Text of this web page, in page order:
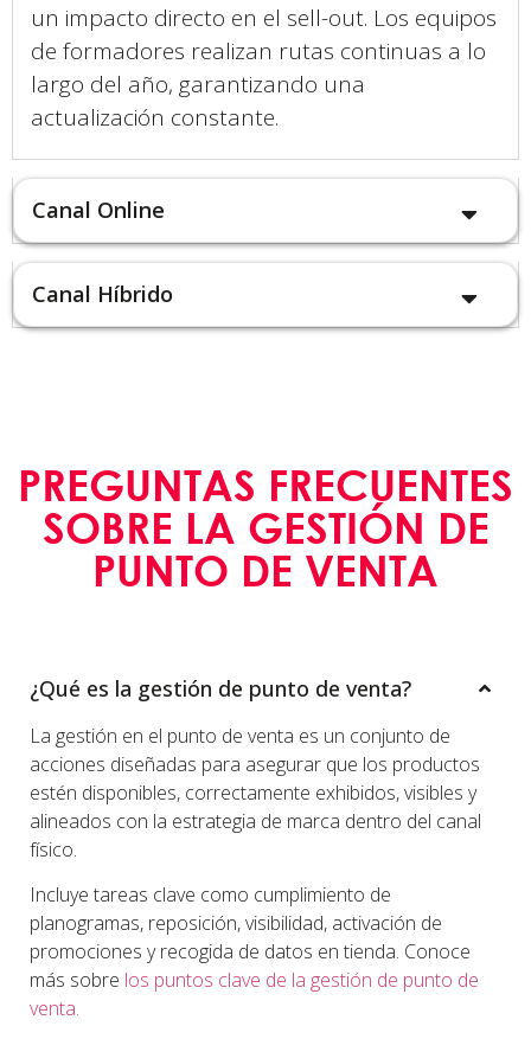
un impacto directo en el sell-out. Los equipos
de formadores realizan rutas continuas a lo
largo del año, garantizando una
actualización constante.
Canal Online
Canal Híbrido
PREGUNTAS FRECUENTES
SOBRE LA GESTIÓN DE
PUNTO DE VENTA
¿Qué es la gestión de punto de venta?
La gestión en el punto de venta es un conjunto de
acciones diseñadas para asegurar que los productos
estén disponibles, correctamente exhibidos, visibles y
alineados con la estrategia de marca dentro del canal
físico.
Incluye tareas clave como cumplimiento de
planogramas, reposición, visibilidad, activación de
promociones y recogida de datos en tienda. Conoce
más sobre los puntos clave de la gestión de punto de
venta.